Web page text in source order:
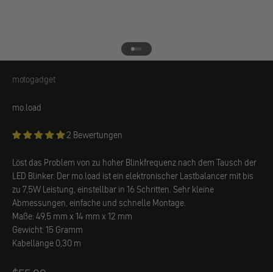
Gehe zu Element 1
Gehe zu Element 2
Gehe zu Element 3
motogadget
motogadget
mo.load
2 Bewertungen
Löst das Problem von zu hoher Blinkfrequenz nach dem Tausch der
LED Blinker. Der mo.load ist ein elektronischer Lastbalancer mit bis
zu 7,5W Leistung, einstellbar in 16 Schritten. Sehr kleine
Abmessungen, einfache und schnelle Montage.
Maße: 49,5 mm x 14 mm x 12 mm
Gewicht: 15 Gramm
Kabellänge 0,30 m